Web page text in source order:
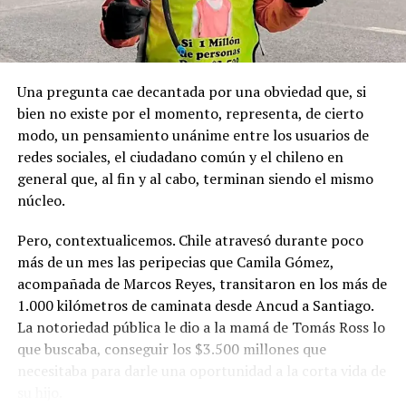
de estas tierras patagónicas donde izaron la bandera
nacional declarando este territorio como parte de Chile.
Una pregunta cae decantada por una obviedad que, si
bien no existe por el momento, representa, de cierto
modo, un pensamiento unánime entre los usuarios de
redes sociales, el ciudadano común y el chileno en
general que, al fin y al cabo, terminan siendo el mismo
núcleo.
Pero, contextualicemos. Chile atravesó durante poco
más de un mes las peripecias que Camila Gómez,
acompañada de Marcos Reyes, transitaron en los más de
1.000 kilómetros de caminata desde Ancud a Santiago.
La notoriedad pública le dio a la mamá de Tomás Ross lo
que buscaba, conseguir los $3.500 millones que
necesitaba para darle una oportunidad a la corta vida de